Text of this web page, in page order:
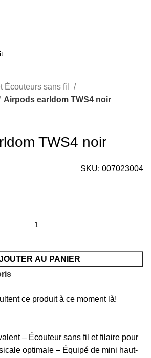
Écouteurs sans fil
Airpods earldom TWS4 noir
TWS4 noir
SKU: 007023004
AU PANIER
ce produit à ce moment là!
– Écouteur sans fil et filaire pour
optimale – Équipé de mini haut-